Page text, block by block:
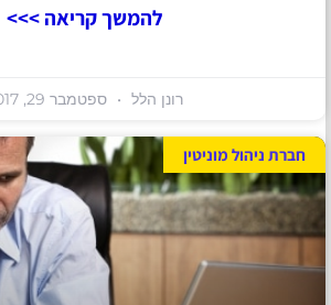
להמשך קריאה >>>
רונן הלל ספטמבר 29, 2017
חברת ניהול מוניטין